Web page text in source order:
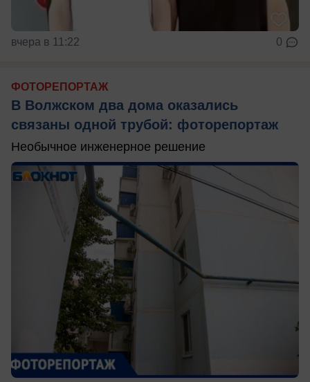
вчера в 11:22 0
ФОТОРЕПОРТАЖ
В Волжском два дома оказались
связаны одной трубой: фоторепортаж
Необычное инженерное решение